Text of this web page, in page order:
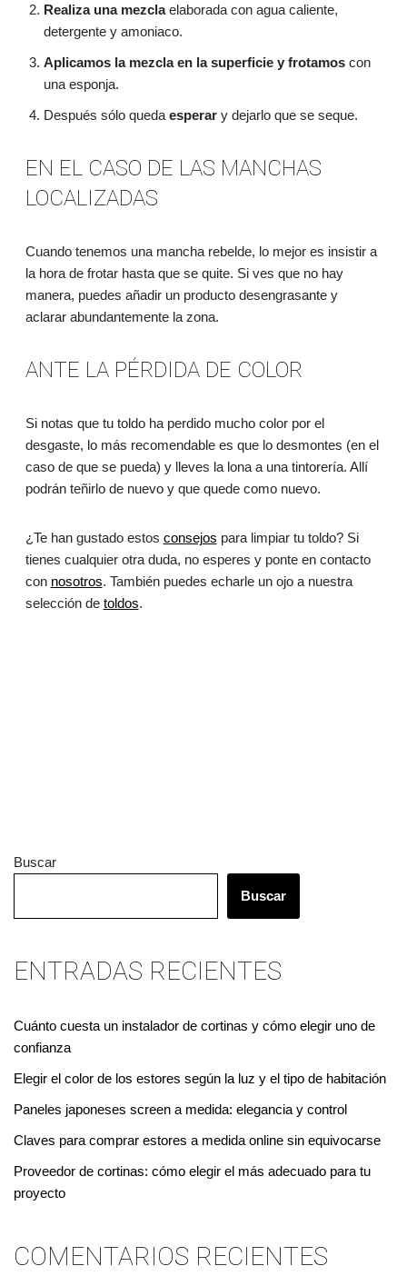
Realiza una mezclaelaborada con agua caliente,
detergente y amoniaco.
Aplicamos la mezcla en la superficie y frotamoscon
una esponja.
Después sólo queda esperary dejarlo que se seque.
EN EL CASO DE LAS MANCHAS
LOCALIZADAS
Cuando tenemos una mancha rebelde, lo mejor es insistir a
la hora de frotar hasta que se quite. Si ves que no hay
manera, puedes añadir un producto desengrasante y
aclarar abundantemente la zona.
ANTE LA PÉRDIDA DE COLOR
Si notas que tu toldo ha perdido mucho color por el
desgaste, lo más recomendable es que lo desmontes (en el
caso de que se pueda) y lleves la lona a una tintorería. Allí
podrán teñirlo de nuevo y que quede como nuevo.
¿Te han gustado estos consejos para limpiar tu toldo? Si
tienes cualquier otra duda, no esperes y ponte en contacto
con nosotros. También puedes echarle un ojo a nuestra
selección de toldos.
Buscar
Buscar
ENTRADAS RECIENTES
Cuánto cuesta un instalador de cortinas y cómo elegir uno de
confianza
Elegir el color de los estores según la luz y el tipo de habitación
Paneles japoneses screen a medida: elegancia y control
Claves para comprar estores a medida online sin equivocarse
Proveedor de cortinas: cómo elegir el más adecuado para tu
proyecto
COMENTARIOS RECIENTES